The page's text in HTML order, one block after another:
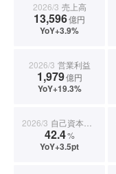
2026/3 売上高
13,596億円
YoY+3.9%
2026/3 営業利益
1,979億円
YoY+19.3%
2026/3 自己資本比率
42.4%
YoY+3.5pt